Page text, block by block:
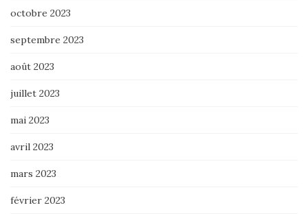
octobre 2023
septembre 2023
août 2023
juillet 2023
mai 2023
avril 2023
mars 2023
février 2023